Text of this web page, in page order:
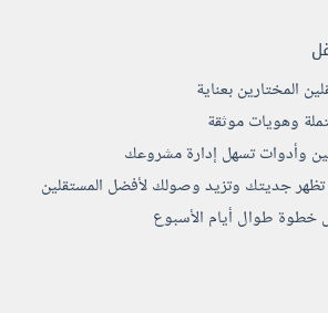
المختارين بعناية
وهويات موثقة
وأدوات تسهل إدارة مشروعك
جديتك وتزيد وصولك لأفضل المستقلين
طوال أيام الأسبوع